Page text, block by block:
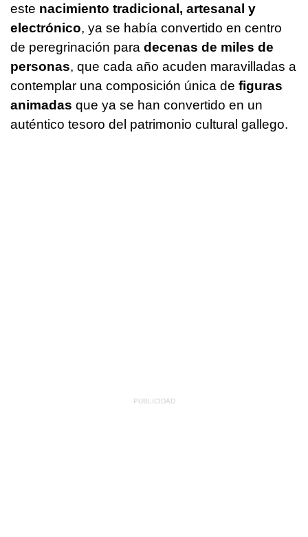
este nacimiento tradicional, artesanal y
electrónico, ya se había convertido en centro
de peregrinación para decenas de miles de
personas, que cada año acuden maravilladas a
contemplar una composición única de figuras
animadas que ya se han convertido en un
auténtico tesoro del patrimonio cultural gallego.